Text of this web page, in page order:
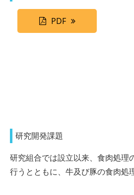
PDF
研究開発課題
研究組合では設立以来、食肉処理
行うとともに、牛及び豚の食肉処